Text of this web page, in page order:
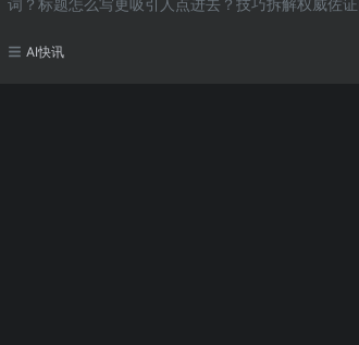
词？标题怎么写更吸引人点进去？技巧拆解权威佐
AI快讯